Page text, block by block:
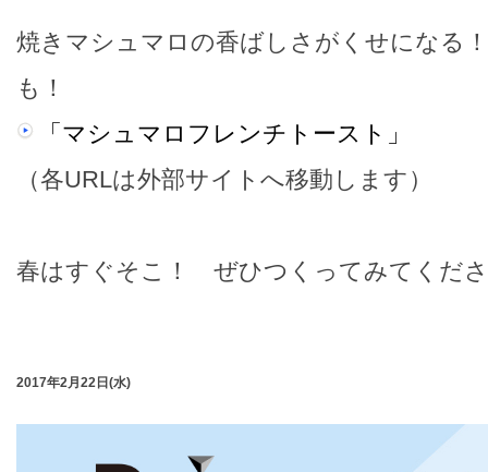
焼きマシュマロの香ばしさがくせになる
も！
「マシュマロフレンチトースト」
（各URLは外部サイトへ移動します）
春はすぐそこ！ ぜひつくってみてくだ
2017年2月22日(水)